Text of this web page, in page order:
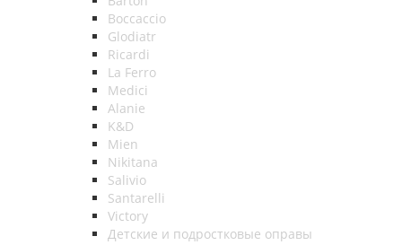
Boccaccio
Glodiatr
Ricardi
La Ferro
Medici
Alanie
K&D
Mien
Nikitana
Salivio
Santarelli
Victory
Детские и подростковые оправы